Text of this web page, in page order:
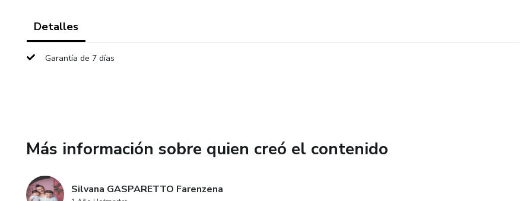
Detalles
Garantía de 7 días
Más información sobre quien creó el contenido
Silvana GASPARETTO Farenzena